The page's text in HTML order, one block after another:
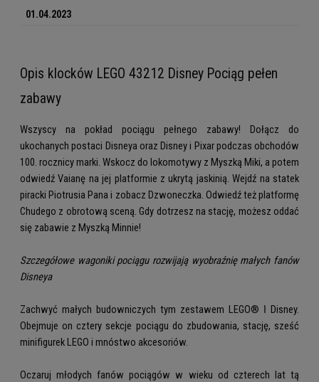
01.04.2023
Opis klocków LEGO 43212 Disney Pociąg pełen
zabawy
Wszyscy na pokład pociągu pełnego zabawy! Dołącz do
ukochanych postaci Disneya oraz Disney i Pixar podczas obchodów
100. rocznicy marki. Wskocz do lokomotywy z Myszką Miki, a potem
odwiedź Vaianę na jej platformie z ukrytą jaskinią. Wejdź na statek
piracki Piotrusia Pana i zobacz Dzwoneczka. Odwiedź też platformę
Chudego z obrotową sceną. Gdy dotrzesz na stację, możesz oddać
się zabawie z Myszką Minnie!
Szczegółowe wagoniki pociągu rozwijają wyobraźnię małych fanów
Disneya
Zachwyć małych budowniczych tym zestawem LEGO® ǀ Disney.
Obejmuje on cztery sekcje pociągu do zbudowania, stację, sześć
minifigurek LEGO i mnóstwo akcesoriów.
Oczaruj młodych fanów pociągów w wieku od czterech lat tą